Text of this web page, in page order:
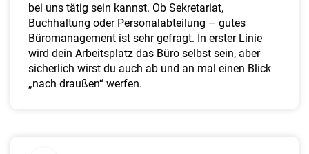
bei uns tätig sein kannst. Ob Sekretariat,
Buchhaltung oder Personalabteilung – gutes
Büromanagement ist sehr gefragt. In erster Linie
wird dein Arbeitsplatz das Büro selbst sein, aber
sicherlich wirst du auch ab und an mal einen Blick
„nach draußen“ werfen.